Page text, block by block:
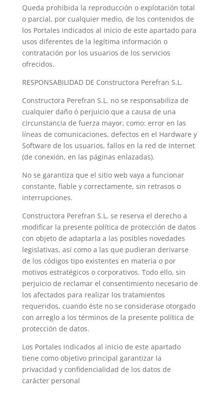
Queda prohibida la reproducción o explotación total
o parcial, por cualquier medio, de los contenidos de
los Portales indicados al inicio de este apartado para
usos diferentes de la legítima información o
contratación por los usuarios de los servicios
ofrecidos.
RESPONSABILIDAD DE Constructora Perefran S.L.
Constructora Perefran S.L. no se responsabiliza de
cualquier daño ó perjuicio que a causa de una
circunstancia de fuerza mayor, como: error en las
líneas de comunicaciones, defectos en el Hardware y
Software de los usuarios, fallos en la red de Internet
(de conexión, en las páginas enlazadas).
No se garantiza que el sitio web vaya a funcionar
constante, fiable y correctamente, sin retrasos o
interrupciones.
Constructora Perefran S.L. se reserva el derecho a
modificar la presente política de protección de datos
con objeto de adaptarla a las posibles novedades
legislativas, así como a las que pudieran derivarse
de los códigos tipo existentes en materia o por
motivos estratégicos o corporativos. Todo ello, sin
perjuicio de reclamar el consentimiento necesario de
los afectados para realizar los tratamientos
requeridos, cuando éste no se considerase otorgado
con arreglo a los términos de la presente política de
protección de datos.
Los Portales indicados al inicio de este apartado
tiene como objetivo principal garantizar la
privacidad y confidencialidad de los datos de
carácter personal